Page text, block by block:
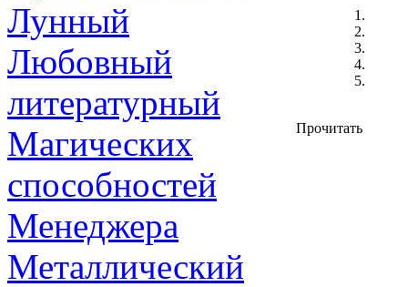
Лунный
Любовный
литературный
Магических
способностей
Менеджера
Металлический
Прочитать